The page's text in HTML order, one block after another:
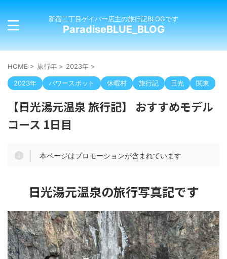
新宿二丁目ゲイバー店主の旅行記BLOGです
ParadiseBLUE_BLOG
HOME > 旅行年 > 2023年 >
2023年 パワースポット 休暇村 旅行記 日光 関東
【日光湯元温泉 旅行記】 おすすめモデル
コース 1日目
本ページはプロモーションが含まれています
日光湯元温泉の旅行写真記です